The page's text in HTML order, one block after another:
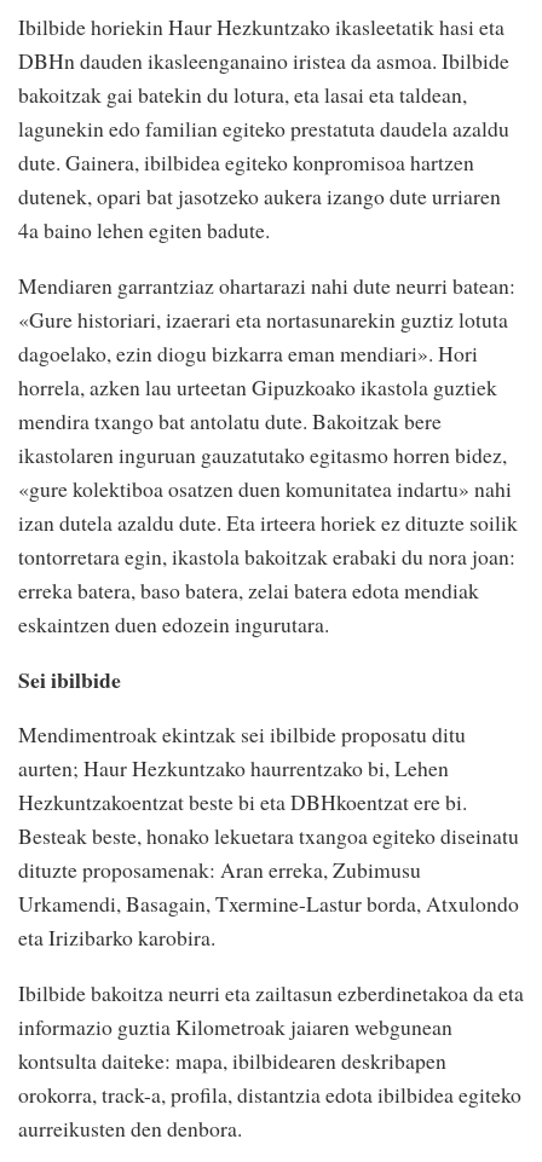
Ibilbide horiekin Haur Hezkuntzako ikasleetatik hasi eta
DBHn dauden ikasleenganaino iristea da asmoa. Ibilbide
bakoitzak gai batekin du lotura, eta lasai eta taldean,
lagunekin edo familian egiteko prestatuta daudela azaldu
dute. Gainera, ibilbidea egiteko konpromisoa hartzen
dutenek, opari bat jasotzeko aukera izango dute urriaren
4a baino lehen egiten badute.
Mendiaren garrantziaz ohartarazi nahi dute neurri batean:
«Gure historiari, izaerari eta nortasunarekin guztiz lotuta
dagoelako, ezin diogu bizkarra eman mendiari». Hori
horrela, azken lau urteetan Gipuzkoako ikastola guztiek
mendira txango bat antolatu dute. Bakoitzak bere
ikastolaren inguruan gauzatutako egitasmo horren bidez,
«gure kolektiboa osatzen duen komunitatea indartu» nahi
izan dutela azaldu dute. Eta irteera horiek ez dituzte soilik
tontorretara egin, ikastola bakoitzak erabaki du nora joan:
erreka batera, baso batera, zelai batera edota mendiak
eskaintzen duen edozein ingurutara.
Sei ibilbide
Mendimentroak ekintzak sei ibilbide proposatu ditu
aurten; Haur Hezkuntzako haurrentzako bi, Lehen
Hezkuntzakoentzat beste bi eta DBHkoentzat ere bi.
Besteak beste, honako lekuetara txangoa egiteko diseinatu
dituzte proposamenak: Aran erreka, Zubimusu
Urkamendi, Basagain, Txermine-Lastur borda, Atxulondo
eta Irizibarko karobira.
Ibilbide bakoitza neurri eta zailtasun ezberdinetakoa da eta
informazio guztia Kilometroak jaiaren webgunean
kontsulta daiteke: mapa, ibilbidearen deskribapen
orokorra, track-a, profila, distantzia edota ibilbidea egiteko
aurreikusten den denbora.